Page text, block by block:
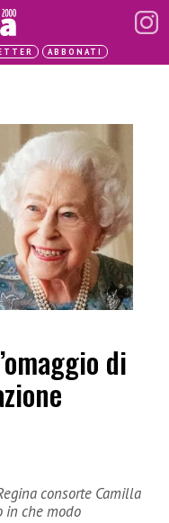
ABBONATI
di
consorte Camilla
in che modo